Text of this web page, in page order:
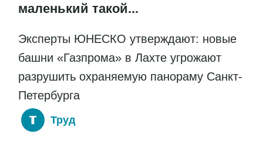
маленький такой...
Эксперты ЮНЕСКО утверждают: новые
башни «Газпрома» в Лахте угрожают
разрушить охраняемую панораму Санкт-
Петербурга
Труд